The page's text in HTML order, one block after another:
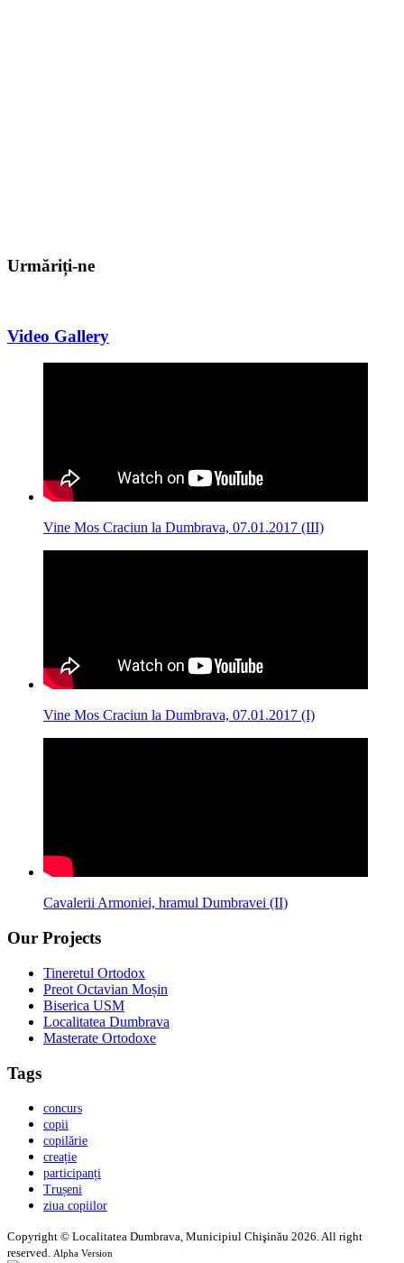
Urmăriți-ne
Video Gallery
Vine Mos Craciun la Dumbrava, 07.01.2017 (III)
Vine Mos Craciun la Dumbrava, 07.01.2017 (I)
Cavalerii Armoniei, hramul Dumbravei (II)
Our Projects
Tineretul Ortodox
Preot Octavian Moșin
Biserica USM
Localitatea Dumbrava
Masterate Ortodoxe
Tags
concurs
copii
copilărie
creație
participanți
Trușeni
ziua copiilor
Copyright © Localitatea Dumbrava, Municipiul Chişinău 2026. All right
reserved. Alpha Version